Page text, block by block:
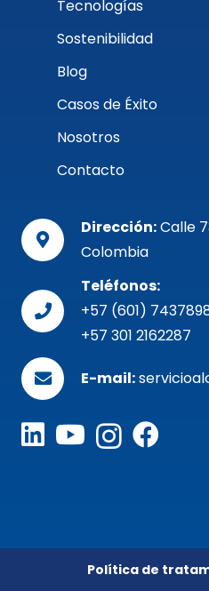
Tecnologías
Sostenibilidad
Blog
Casos de Éxito
Nosotros
Contacto
Dirección:Calle
Colombia
Teléfonos:
+57 (601)
+57 301 2162287
E-mail:
Política de